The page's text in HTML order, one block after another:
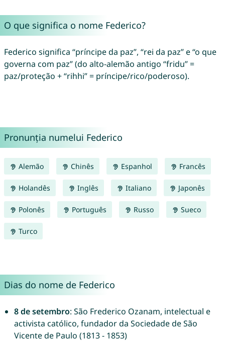
O que significa o nome Federico?
Federico significa “príncipe da paz”, “rei da paz” e “o que
governa com paz” (do alto-alemão antigo “fridu” =
paz/proteção + “rihhi” = príncipe/rico/poderoso).
Pronunția numelui Federico
Alemão Chinês Espanhol Francês
Holandês Inglês Italiano Japonês
Polonês Português Russo Sueco
Turco
Dias do nome de Federico
8 de setembro: São Frederico Ozanam, intelectual e
activista católico, fundador da Sociedade de São
Vicente de Paulo (1813 - 1853)